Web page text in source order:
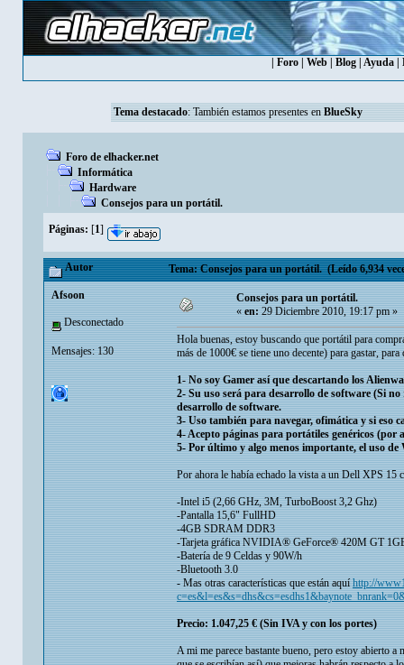
Foro Web Blog Ayuda
Tema destacado: También estamos presentes en BlueSky
Foro de elhacker.net
Informática
Hardware
Consejos para un portátil.
Páginas: [1]
Autor Tema: Consejos para un portátil. (Leído 6,934
Afsoon
Desconectado
Mensajes: 130
Consejos para un portátil.
«en:29 Diciembre 2010, 19:17 pm »
Hola buenas, estoy buscando que portátil para
más de 1000€ se tiene uno decente) para gastar,
1- No soy Gamer así que descartando los
2- Su uso será para desarrollo de software (Si
desarrollo de software.
3- Uso también para navegar, ofimática y si eso
4- Acepto páginas para portátiles genéricos (por
5- Por último y algo menos importante, el uso
Por ahora le había echado la vista a un Dell XPS 15
-Intel i5 (2,66 GHz, 3M, TurboBoost 3,2 Ghz)
-Pantalla 15,6" FullHD
-4GB SDRAM DDR3
-Tarjeta gráfica NVIDIA® GeForce® 420M GT
-Batería de 9 Celdas y 90W/h
-Bluetooth 3.0
- Mas otras características que están aquíhttp://
Precio: 1.047,25 € (Sin IVA y con los portes)
A mi me parece bastante bueno, pero estoy abierto